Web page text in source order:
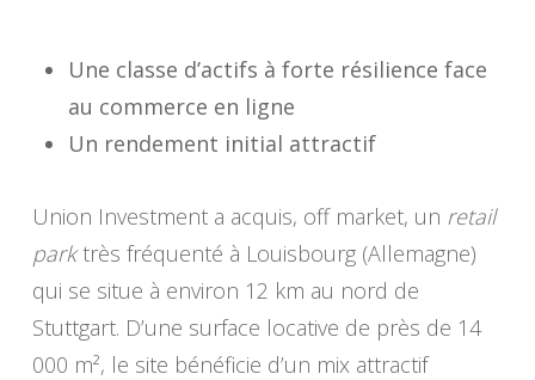
Une classe d’actifs à forte résilience face
au commerce en ligne
Un rendement initial attractif
Union Investment a acquis, off market, un retail
parktrès fréquenté à Louisbourg (Allemagne)
qui se situe à environ 12 km au nord de
Stuttgart. D’une surface locative de près de 14
000 m², le site bénéficie d’un mix attractif